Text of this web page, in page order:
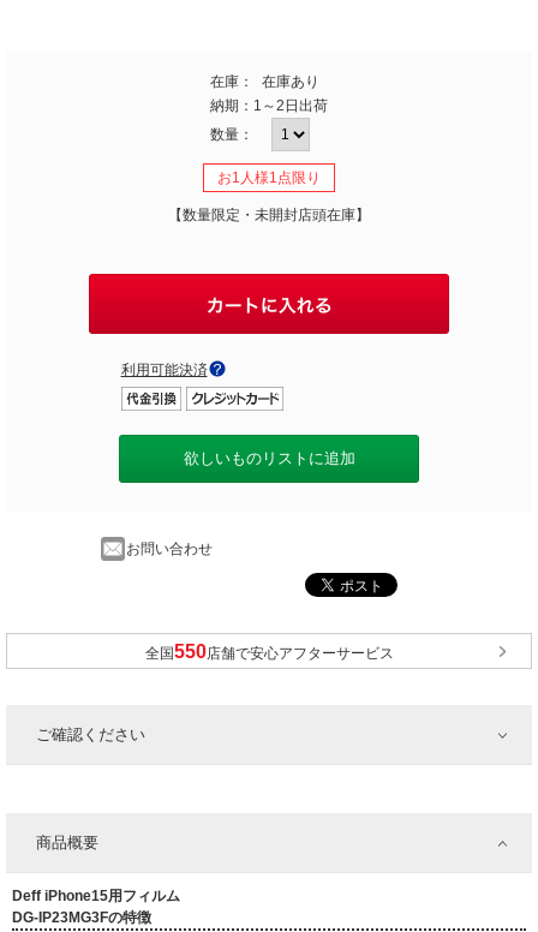
在庫：
在庫あり
納期： 1～2日出荷
数量：
お1人様1点限り
【数量限定・未開封店頭在庫】
利用可能決済
欲しいものリストに追加
お問い合わせ
全国 店舗で安心アフターサービス
ご確認ください
商品概要
Deff iPhone15用フィルム
DG-IP23MG3Fの特徴